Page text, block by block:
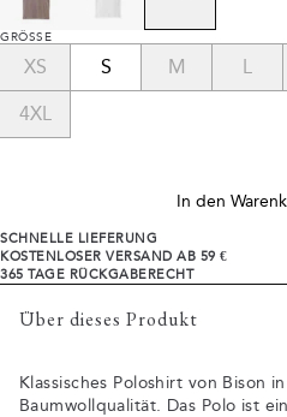
GRÖSSE
XS S M L
4XL
In den
SCHNELLE LIEFERUNG
KOSTENLOSER VERSAND AB 59 €
365 TAGE RÜCKGABERECHT
Über dieses Produkt
Klassisches Poloshirt von Bison
Baumwollqualität. Das Polo ist